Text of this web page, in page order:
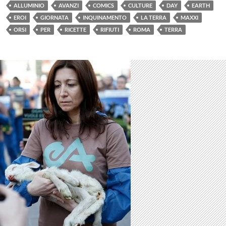
ALLUMINIO AVANZI COMICS CULTURE DAY
EARTH
EROI
GIORNATA INQUINAMENTO LA TERRA
MAXXI
ORSI
PER RICETTE RIFIUTI ROMA TERRA